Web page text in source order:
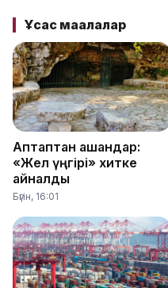
Ұқсас мақалалар
Аптаптан қашқандар:
«Жел үңгірі» хитке
айналды
Бүгін, 16:01